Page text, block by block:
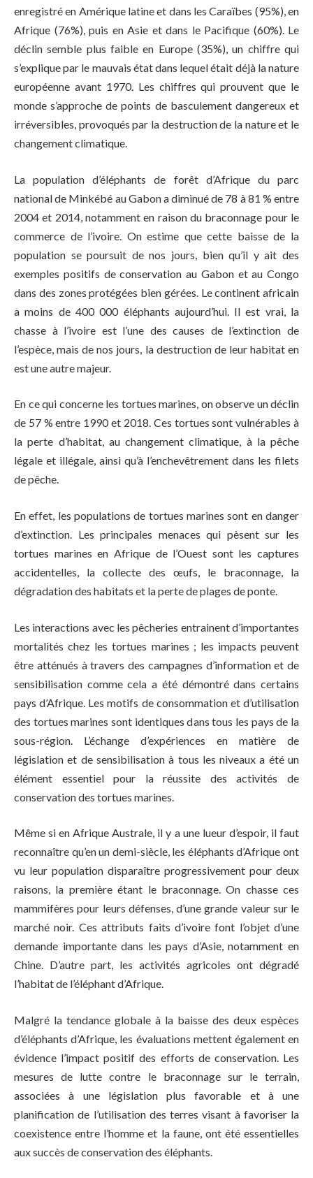
enregistré en Amérique latine et dans les Caraïbes (95%), en
Afrique (76%), puis en Asie et dans le Pacifique (60%). Le
déclin semble plus faible en Europe (35%), un chiffre qui
s’explique par le mauvais état dans lequel était déjà la nature
européenne avant 1970. Les chiffres qui prouvent que le
monde s’approche de points de basculement dangereux et
irréversibles, provoqués par la destruction de la nature et le
changement climatique.
La population d’éléphants de forêt d’Afrique du parc
national de Minkébé au Gabon a diminué de 78 à 81 % entre
2004 et 2014, notamment en raison du braconnage pour le
commerce de l’ivoire. On estime que cette baisse de la
population se poursuit de nos jours, bien qu’il y ait des
exemples positifs de conservation au Gabon et au Congo
dans des zones protégées bien gérées. Le continent africain
a moins de 400 000 éléphants aujourd’hui. Il est vrai, la
chasse à l’ivoire est l’une des causes de l’extinction de
l’espèce, mais de nos jours, la destruction de leur habitat en
est une autre majeur.
En ce qui concerne les tortues marines, on observe un déclin
de 57 % entre 1990 et 2018. Ces tortues sont vulnérables à
la perte d’habitat, au changement climatique, à la pêche
légale et illégale, ainsi qu’à l’enchevêtrement dans les filets
de pêche.
En effet, les populations de tortues marines sont en danger
d’extinction. Les principales menaces qui pèsent sur les
tortues marines en Afrique de l’Ouest sont les captures
accidentelles, la collecte des œufs, le braconnage, la
dégradation des habitats et la perte de plages de ponte.
Les interactions avec les pêcheries entrainent d’importantes
mortalités chez les tortues marines ; les impacts peuvent
être atténués à travers des campagnes d’information et de
sensibilisation comme cela a été démontré dans certains
pays d’Afrique. Les motifs de consommation et d’utilisation
des tortues marines sont identiques dans tous les pays de la
sous-région. L’échange d’expériences en matière de
législation et de sensibilisation à tous les niveaux a été un
élément essentiel pour la réussite des activités de
conservation des tortues marines.
Même si en Afrique Australe, il y a une lueur d’espoir, il faut
reconnaître qu’en un demi-siècle, les éléphants d’Afrique ont
vu leur population disparaître progressivement pour deux
raisons, la première étant le braconnage. On chasse ces
mammifères pour leurs défenses, d’une grande valeur sur le
marché noir. Ces attributs faits d’ivoire font l’objet d’une
demande importante dans les pays d’Asie, notamment en
Chine. D’autre part, les activités agricoles ont dégradé
l’habitat de l’éléphant d’Afrique.
Malgré la tendance globale à la baisse des deux espèces
d’éléphants d’Afrique, les évaluations mettent également en
évidence l’impact positif des efforts de conservation. Les
mesures de lutte contre le braconnage sur le terrain,
associées à une législation plus favorable et à une
planification de l’utilisation des terres visant à favoriser la
coexistence entre l’homme et la faune, ont été essentielles
aux succès de conservation des éléphants.